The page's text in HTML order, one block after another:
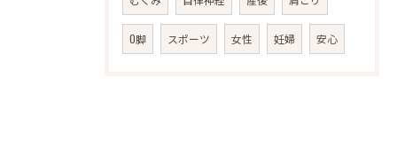
O脚 スポーツ 女性 妊婦 安心